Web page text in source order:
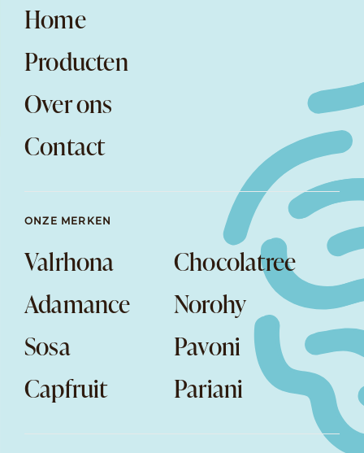
Home
Producten
Over ons
Contact
ONZE MERKEN
Valrhona
Chocolatree
Adamance
Norohy
Sosa
Pavoni
Capfruit
Pariani